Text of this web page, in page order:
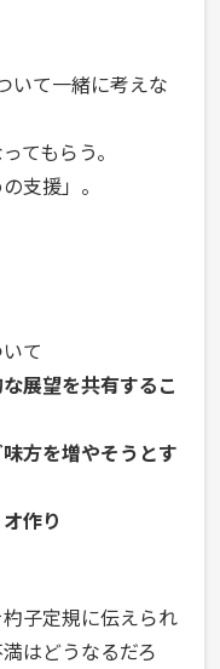
いて一緒に考えな
てもらう。
支援」。
て
展望を共有するこ
方を増やそうとす
作り
子定規に伝えられ
はどうなるだろ